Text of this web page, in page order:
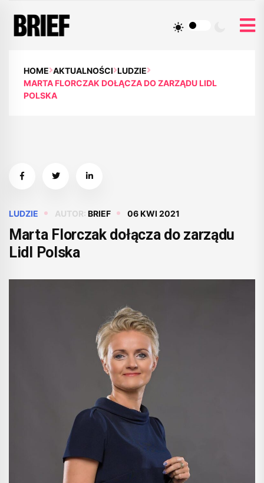
HOME AKTUALNOŚCI LUDZIE
MARTA FLORCZAK DOŁĄCZA DO ZARZĄDU LIDL
POLSKA
LUDZIE AUTOR: BRIEF 06 KWI 2021
Marta Florczak dołącza do zarządu
Lidl Polska